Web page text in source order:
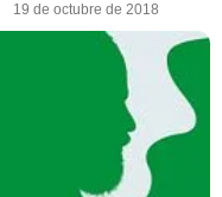
19 de octubre de 2018